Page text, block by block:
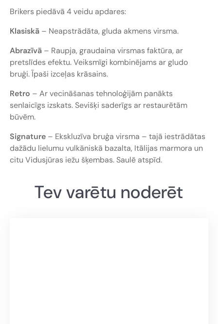
Brikers piedāvā 4 veidu apdares:
Klasiskā – Neapstrādāta, gluda akmens virsma.
Abrazīvā – Raupja, graudaina virsmas faktūra, ar
pretslīdes efektu. Veiksmīgi kombinējams ar gludo
bruģi. Īpaši izceļas krāsains.
Retro – Ar vecināšanas tehnoloģijām panākts
senlaicīgs izskats. Sevišķi saderīgs ar restaurētām
būvēm.
Signature – Ekskluzīva bruģa virsma – tajā iestrādātas
dažādu lielumu vulkāniskā bazalta, Itālijas marmora un
citu Vidusjūras iežu šķembas. Saulē atspīd.
Tev varētu noderēt